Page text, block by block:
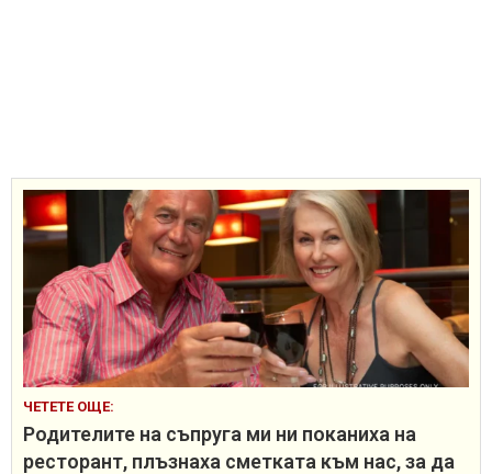
ЧЕТЕТЕ ОЩЕ:
Родителите на съпруга ми ни поканиха на
ресторант, плъзнаха сметката към нас, за да